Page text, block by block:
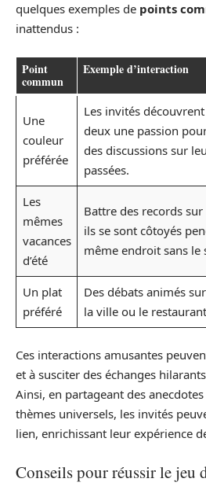
quelques exemples de points
inattendus :
Point
commun
Exemple d’interaction
Une
couleur
préférée
Les invités
deux une passion
des discussions sur
passées.
Les
mêmes
vacances
d’été
Battre des records
ils se sont côtoyés
même endroit sans le
Un plat
préféré
Des débats animés
la ville ou le
Ces interactions amusantes
et à susciter des échanges
Ainsi, en partageant des
thèmes universels, les invités
lien, enrichissant leur expérience
Conseils pour réussir le jeu